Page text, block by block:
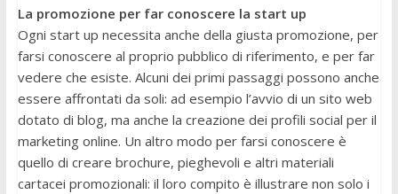
La promozione per far conoscere la start up
Ogni start up necessita anche della giusta promozione, per
farsi conoscere al proprio pubblico di riferimento, e per far
vedere che esiste. Alcuni dei primi passaggi possono anche
essere affrontati da soli: ad esempio l’avvio di un sito web
dotato di blog, ma anche la creazione dei profili social per il
marketing online. Un altro modo per farsi conoscere è
quello di creare brochure, pieghevoli e altri materiali
cartacei promozionali: il loro compito è illustrare non solo i